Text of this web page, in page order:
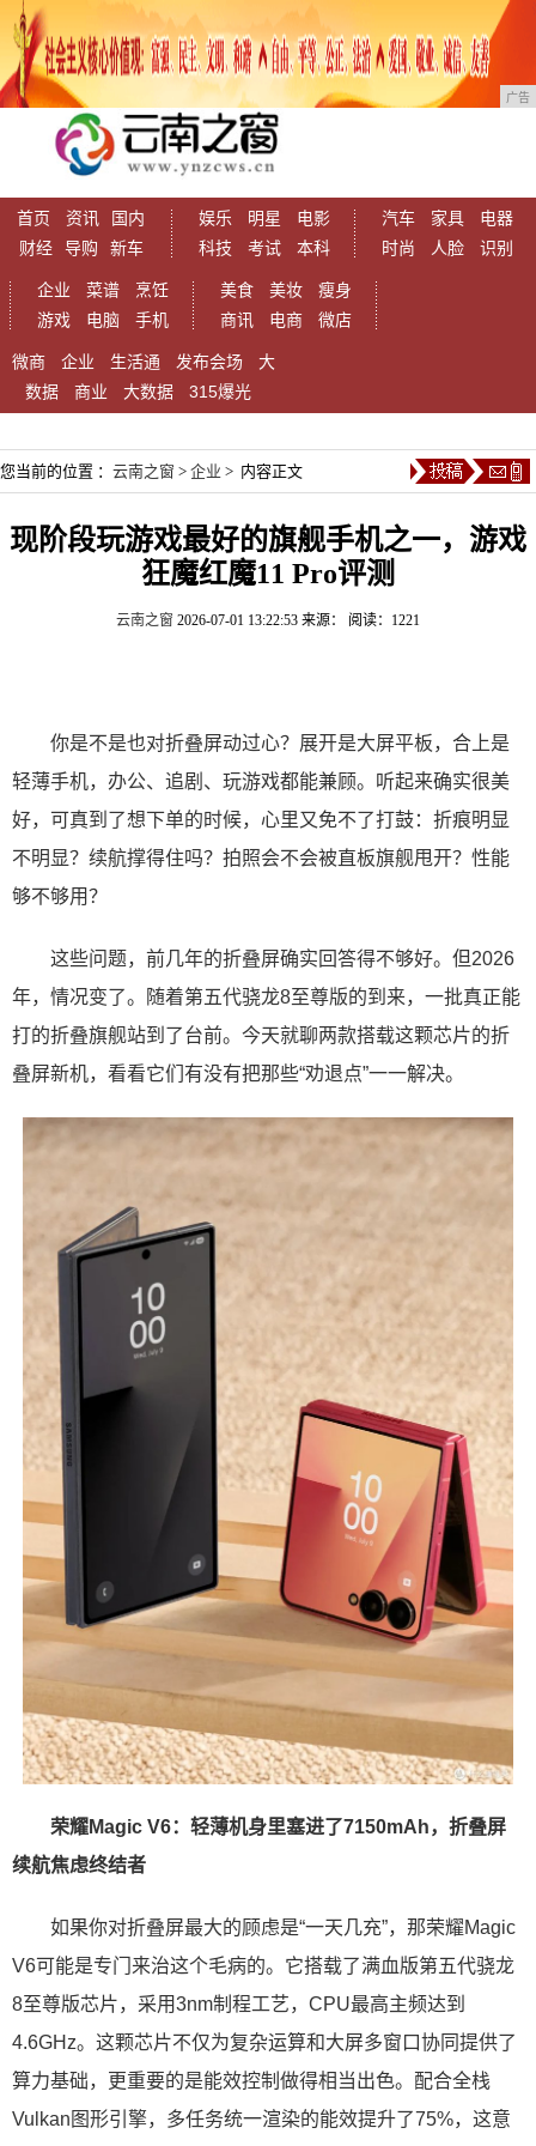
广告
首页 资讯
国内
财经
导购 新车
娱乐 明星
电影
科技
考试 本科
汽车 家具
电器
时尚
人脸 识别
企业 菜谱
烹饪
游戏
电脑 手机
美食 美妆
瘦身
商讯
电商 微店
微商 企业 生活通 发布会场
大
数据
商业 大数据 315爆光
您当前的位置 ： 云南之窗 > 企业 > 内容正文
现阶段玩游戏最好的旗舰手机之一，游戏
狂魔红魔11 Pro评测
云南之窗 2026-07-01 13:22:53 来源： 阅读：1221
你是不是也对折叠屏动过心？展开是大屏平板，合上是
轻薄手机，办公、追剧、玩游戏都能兼顾。听起来确实很美
好，可真到了想下单的时候，心里又免不了打鼓：折痕明显
不明显？续航撑得住吗？拍照会不会被直板旗舰甩开？性能
够不够用？
这些问题，前几年的折叠屏确实回答得不够好。但2026
年，情况变了。随着第五代骁龙8至尊版的到来，一批真正能
打的折叠旗舰站到了台前。今天就聊两款搭载这颗芯片的折
叠屏新机，看看它们有没有把那些“劝退点”一一解决。
荣耀Magic V6：轻薄机身里塞进了7150mAh，折叠屏
续航焦虑终结者
如果你对折叠屏最大的顾虑是“一天几充”，那荣耀Magic
V6可能是专门来治这个毛病的。它搭载了满血版第五代骁龙
8至尊版芯片，采用3nm制程工艺，CPU最高主频达到
4.6GHz。这颗芯片不仅为复杂运算和大屏多窗口协同提供了
算力基础，更重要的是能效控制做得相当出色。配合全栈
Vulkan图形引擎，多任务统一渲染的能效提升了75%，这意